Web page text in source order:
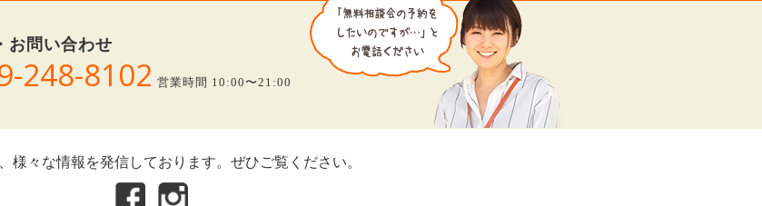
お問い合わせ
248-8102 営業時間 10:00〜21:00
様々な情報を発信しております。ぜひご覧ください。